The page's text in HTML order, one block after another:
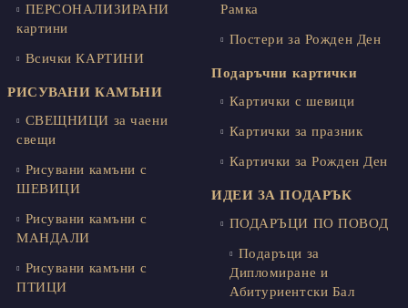
ПЕРСОНАЛИЗИРАНИ
картини
Всички КАРТИНИ
РИСУВАНИ КАМЪНИ
СВЕЩНИЦИ за чаени
свещи
Рисувани камъни с
ШЕВИЦИ
Рисувани камъни с
МАНДАЛИ
Рисувани камъни с
ПТИЦИ
Рамка
Постери за Рожден Ден
Подаръчни картички
Картички с шевици
Картички за празник
Картички за Рожден Ден
ИДЕИ ЗА ПОДАРЪК
ПОДАРЪЦИ ПО ПОВОД
Подаръци за
Дипломиране и
Абитуриентски Бал